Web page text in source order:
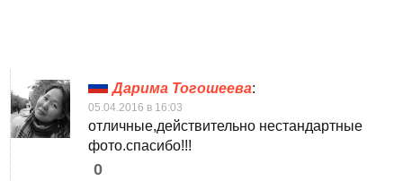
Дарима Тогошеева:
05.04.2016 в 16:03
отличные,действительно нестандартные
фото.спасибо!!!
0